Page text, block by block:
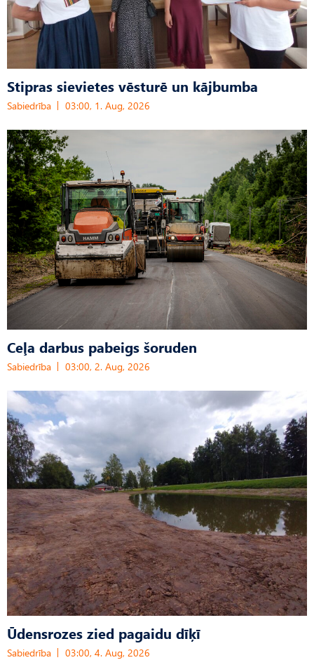
Stipras sievietes vēsturē un kājbumba
Sabiedrība 03:00, 1. Aug, 2026
Ceļa darbus pabeigs šoruden
Sabiedrība 03:00, 2. Aug, 2026
Ūdensrozes zied pagaidu dīķī
Sabiedrība 03:00, 4. Aug, 2026